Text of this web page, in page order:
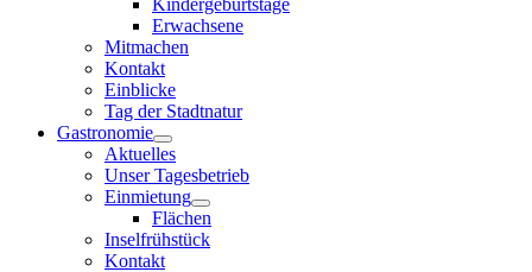
Kindergeburtstage
Erwachsene
Mitmachen
Kontakt
Einblicke
Tag der Stadtnatur
Gastronomie
Aktuelles
Unser Tagesbetrieb
Einmietung
Flächen
Inselfrühstück
Kontakt